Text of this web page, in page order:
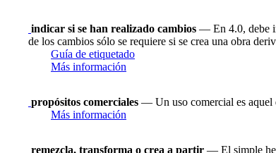
indicar si se han realizado cambios — En 4.0, debe
de los cambios sólo se requiere si se crea una obra
Guía de etiquetado
Más información
propósitos comerciales — Un uso comercial es aquel
Más información
remezcla, transforma o crea a partir — El simple